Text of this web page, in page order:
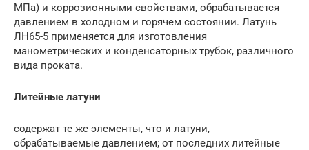
МПа) и коррозионными свойствами, обрабатывается
давлением в холодном и горячем состоянии. Латунь
ЛН65-5 применяется для изготовления
манометрических и конденсаторных трубок, различного
вида проката.
Литейные латуни
содержат те же элементы, что и латуни,
обрабатываемые давлением; от последних литейные